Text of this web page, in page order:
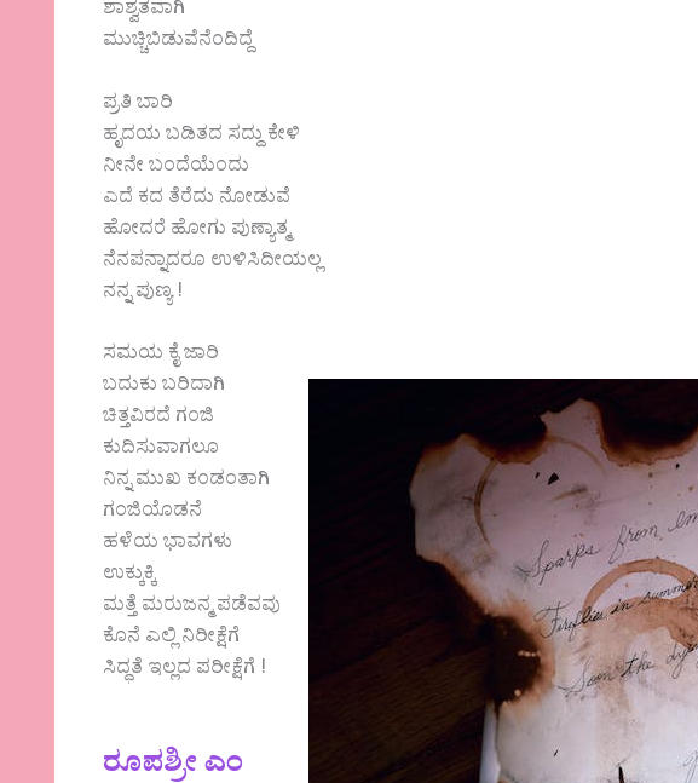
ಶಾಶ್ವತವಾಗಿ
ಮುಚ್ಚಿಬಿಡುವೆನೆಂದಿದ್ದೆ
ಪ್ರತಿ ಬಾರಿ
ಹೃದಯ ಬಡಿತದ ಸದ್ದು ಕೇಳಿ
ನೀನೇ ಬಂದೆಯೆಂದು
ಎದೆ ಕದ ತೆರೆದು ನೋಡುವೆ
ಹೋದರೆ ಹೋಗು ಪುಣ್ಯಾತ್ಮ
ನೆನಪನ್ನಾದರೂ ಉಳಿಸಿದೀಯಲ್ಲ
ನನ್ನ ಪುಣ್ಯ !
ಸಮಯ ಕೈ ಜಾರಿ
ಬದುಕು ಬರಿದಾಗಿ
ಚಿತ್ತವಿರದೆ ಗಂಜಿ
ಕುದಿಸುವಾಗಲೂ
ನಿನ್ನ ಮುಖ ಕಂಡಂತಾಗಿ
ಗಂಜಿಯೊಡನೆ
ಹಳೆಯ ಭಾವಗಳು
ಉಕ್ಕುಕ್ಕಿ
ಮತ್ತೆ ಮರುಜನ್ಮ ಪಡೆವವು
ಕೊನೆ ಎಲ್ಲಿ ನಿರೀಕ್ಷೆಗೆ
ಸಿದ್ಧತೆ ಇಲ್ಲದ ಪರೀಕ್ಷೆಗೆ !
ರೂಪಶ್ರೀ ಎಂ